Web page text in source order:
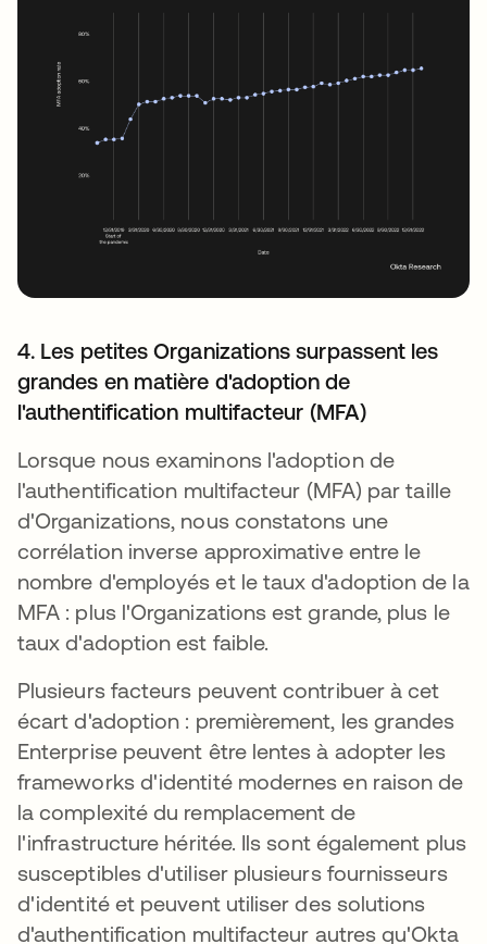
4. Les petites Organizations surpassent les
grandes en matière d'adoption de
l'authentification multifacteur (MFA)
Lorsque nous examinons l'adoption de
l'authentification multifacteur (MFA) par taille
d'Organizations, nous constatons une
corrélation inverse approximative entre le
nombre d'employés et le taux d'adoption de la
MFA : plus l'Organizations est grande, plus le
taux d'adoption est faible.
Plusieurs facteurs peuvent contribuer à cet
écart d'adoption : premièrement, les grandes
Enterprise peuvent être lentes à adopter les
frameworks d'identité modernes en raison de
la complexité du remplacement de
l'infrastructure héritée. Ils sont également plus
susceptibles d'utiliser plusieurs fournisseurs
d'identité et peuvent utiliser des solutions
d'authentification multifacteur autres qu'Okta